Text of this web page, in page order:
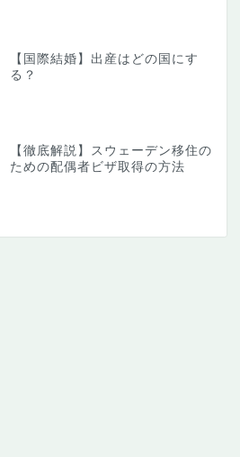
【国際結婚】出産はどの国にす
る？
【徹底解説】スウェーデン移住の
ための配偶者ビザ取得の方法